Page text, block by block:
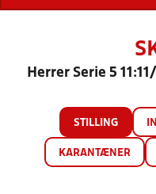
Herrer Serie 5
STILLING
KARANTÆNER